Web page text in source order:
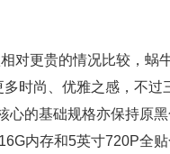
对更贵的情况比较，蜗
时尚、优雅之感，不
心的基础规格亦保持原
内存和5英寸720P全